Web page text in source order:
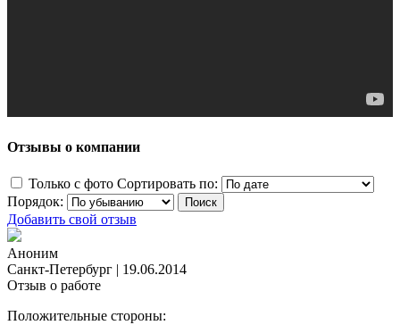
Отзывы о компании
Только с фото Сортировать по:
Порядок:
Добавить свой отзыв
Аноним
Санкт-Петербург | 19.06.2014
Отзыв о работе
Положительные стороны: